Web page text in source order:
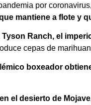
por
mantiene a flote y
Ranch, el
cepas de
boxeador
el desierto de